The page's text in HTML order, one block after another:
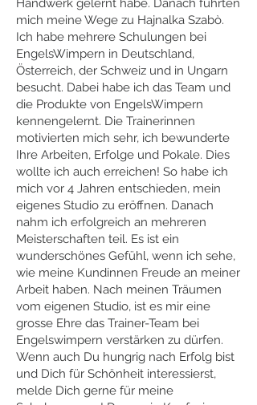
Handwerk gelernt habe. Danach führten
mich meine Wege zu Hajnalka Szabò.
Ich habe mehrere Schulungen bei
EngelsWimpern in Deutschland,
Österreich, der Schweiz und in Ungarn
besucht. Dabei habe ich das Team und
die Produkte von EngelsWimpern
kennengelernt. Die Trainerinnen
motivierten mich sehr, ich bewunderte
Ihre Arbeiten, Erfolge und Pokale. Dies
wollte ich auch erreichen! So habe ich
mich vor 4 Jahren entschieden, mein
eigenes Studio zu eröffnen. Danach
nahm ich erfolgreich an mehreren
Meisterschaften teil. Es ist ein
wunderschönes Gefühl, wenn ich sehe,
wie meine Kundinnen Freude an meiner
Arbeit haben. Nach meinen Träumen
vom eigenen Studio, ist es mir eine
grosse Ehre das Trainer-Team bei
Engelswimpern verstärken zu dürfen.
Wenn auch Du hungrig nach Erfolg bist
und Dich für Schönheit interessierst,
melde Dich gerne für meine